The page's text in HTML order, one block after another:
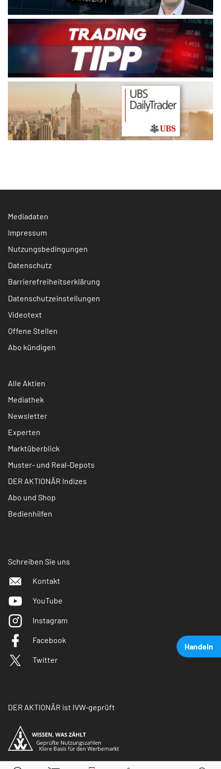
Handeln
Mediadaten
Impressum
Nutzungsbedingungen
Datenschutz
Barrierefreiheitserklärung
Datenschutzeinstellungen
Videotext
Offene Stellen
Abo kündigen
Alle Aktien
Mediathek
Newsletter
Experten
Marktüberblick
Muster- und Real-Depots
DER AKTIONÄR Indizes
Abo und Shop
Bedienhilfen
Schreiben Sie uns
Kontakt
YouTube
Instagram
Facebook
Twitter
DER AKTIONÄR ist IVW-geprüft